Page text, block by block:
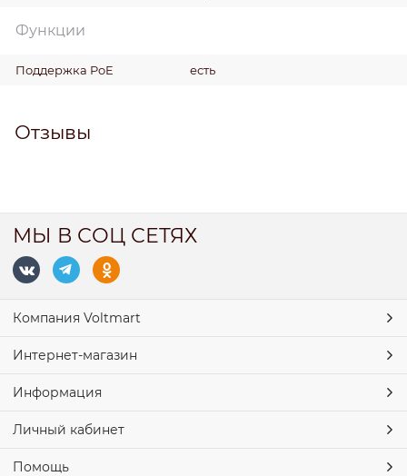
Функции
Поддержка PoE есть
Отзывы
МЫ В СОЦ СЕТЯХ
Компания Voltmart
Интернет-магазин
Информация
Личный кабинет
Помощь